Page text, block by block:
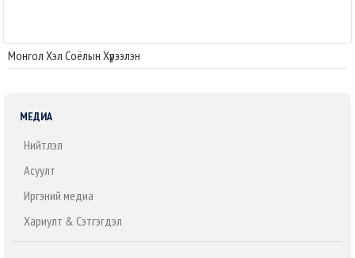
Монгол Хэл Соёлын Хүрээлэн
МЕДИА
Нийтлэл
Асуулт
Иргэний медиа
Хариулт & Сэтгэгдэл